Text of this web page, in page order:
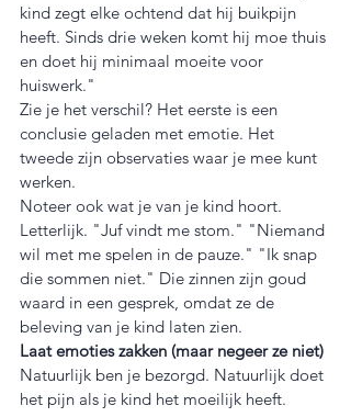
kind zegt elke ochtend dat hij buikpijn
heeft. Sinds drie weken komt hij moe thuis
en doet hij minimaal moeite voor
huiswerk."
Zie je het verschil? Het eerste is een
conclusie geladen met emotie. Het
tweede zijn observaties waar je mee kunt
werken.
Noteer ook wat je van je kind hoort.
Letterlijk. "Juf vindt me stom." "Niemand
wil met me spelen in de pauze." "Ik snap
die sommen niet." Die zinnen zijn goud
waard in een gesprek, omdat ze de
beleving van je kind laten zien.
Laat emoties zakken (maar negeer ze niet)
Natuurlijk ben je bezorgd. Natuurlijk doet
het pijn als je kind het moeilijk heeft.